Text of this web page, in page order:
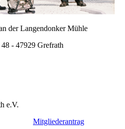
der Langendonker Mühle
- 47929 Grefrath
e.V.
Mitgliederantrag